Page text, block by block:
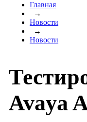
Главная
→
Новости
→
Новости
Avaya